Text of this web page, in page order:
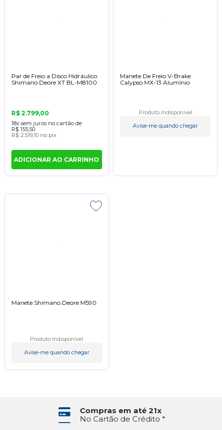
Par de Freio a Disco Hidráulico
Shimano Deore XT BL-M8100
R$ 2.799,00
18x sem juros no cartãode
R$ 155,50
R$ 2.519,10 no pix
ADICIONAR AO CARRINHO
Manete De Freio V-Brake
Calypso MX-13 Alumínio
Produto Indisponível
Avise-me quando chegar
Manete Shimano Deore M590
Produto Indisponível
Avise-me quando chegar
Compras em até 21x
No Cartão de Crédito *